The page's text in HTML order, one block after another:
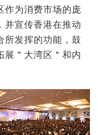
作为消费市场的庞
并宣传香港在推动
所发挥的功能，鼓
展＂大湾区＂和内